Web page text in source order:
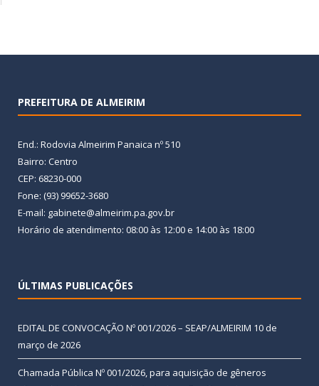
PREFEITURA DE ALMEIRIM
End.: Rodovia Almeirim Panaica nº 510
Bairro: Centro
CEP: 68230-000
Fone: (93) 99652-3680
E-mail: gabinete@almeirim.pa.gov.br
Horário de atendimento: 08:00 às 12:00 e 14:00 às 18:00
ÚLTIMAS PUBLICAÇÕES
EDITAL DE CONVOCAÇÃO Nº 001/2026 – SEAP/ALMEIRIM 10 de
março de 2026
Chamada Pública Nº 001/2026, para aquisição de gêneros